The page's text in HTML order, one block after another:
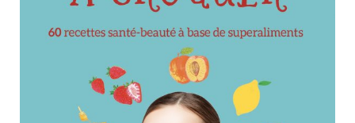
Numérique
Meilleurs vendeurs
Page vedette